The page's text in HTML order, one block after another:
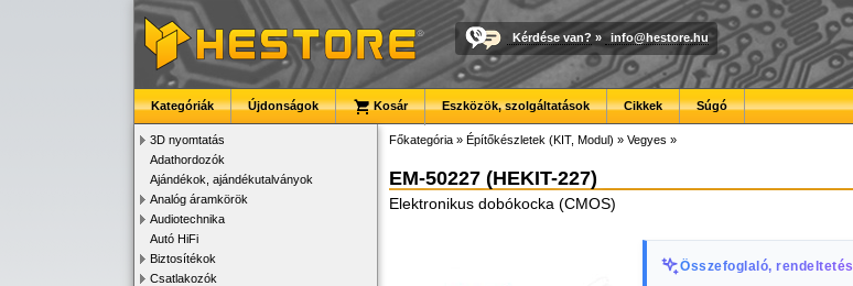
Kérdése van? » info@hestore.hu
Kategóriák Újdonságok Kosár Eszközök, szolgáltatások Cikkek Súgó
3D nyomtatás
Adathordozók
Ajándékok, ajándékutalványok
Analóg áramkörök
Audiotechnika
Autó HiFi
Biztosítékok
Csatlakozók
Főkategória » Építőkészletek (KIT, Modul) » Vegyes »
EM-50227 (HEKIT-227)
Elektronikus dobókocka (CMOS)
Összefoglaló, rendeltetés